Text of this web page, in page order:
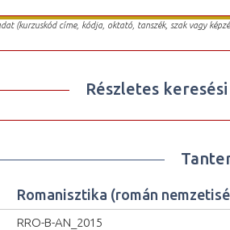
(kurzuskód címe, kódja, oktató, tanszék, szak vagy
Részletes
Romanisztika (román
RRO-B-AN_2015